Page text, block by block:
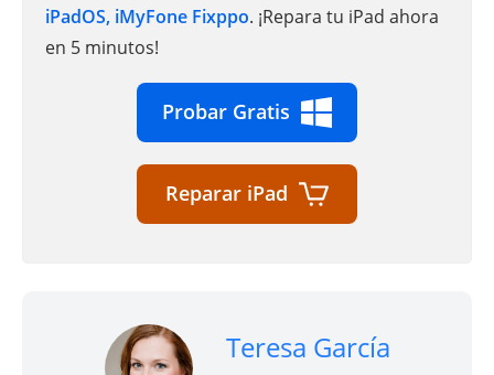
iPadOS, iMyFone Fixppo. ¡Repara tu iPad ahora
en 5 minutos!
Probar Gratis
Reparar iPad
Teresa García